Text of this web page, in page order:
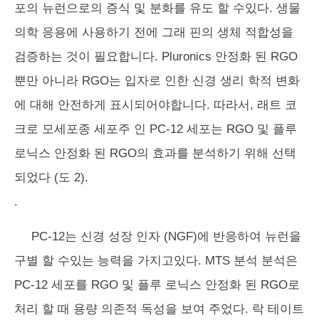
포의 뉴런으로의 증식 및 분화를 유도 할 수있다. 생물
의학 응용에 사용하기 전에 그래 핀의 생체 적합성을
검증하는 것이 필요합니다. Pluronics 안정화 된 RGO
뿐만 아니라 RGO는 입자로 인한 신경 생리 학적 변화
에 대해 안전하게 표시되어야합니다. 따라서, 래트 코
크로 모세포종 세포주 인 PC-12 세포는 RGO 및 플루
로닉스 안정화 된 RGO의 효과를 분석하기 위해 선택
되었다 (도 2).
.
PC-12는 신경 성장 인자 (NGF)에 반응하여 뉴런을
구별 할 수있는 능력을 가지고있다. MTS 분석 분석은
PC-12 세포를 RGO 및 플루 로닉스 안정화 된 RGO로
처리 할 때 용량 의존적 독성을 보여 주었다. 락 테이트